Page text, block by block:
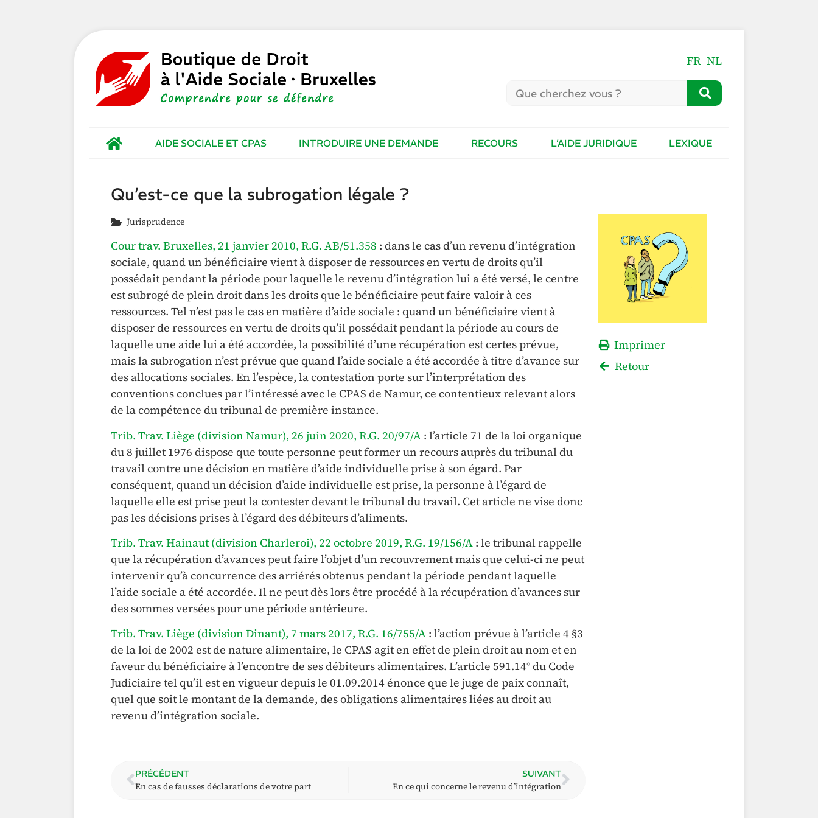
FR NL
AIDE SOCIALE ET CPAS INTRODUIRE UNE DEMANDE RECOURS L’AIDE JURIDIQUE LEXIQUE
Qu’est-ce que la subrogation légale ?
Jurisprudence
Cour trav. Bruxelles, 21 janvier 2010, R.G. AB/51.358 : dans le cas d’un revenu d’intégration
sociale, quand un bénéficiaire vient à disposer de ressources en vertu de droits qu’il
possédait pendant la période pour laquelle le revenu d’intégration lui a été versé, le centre
est subrogé de plein droit dans les droits que le bénéficiaire peut faire valoir à ces
ressources. Tel n’est pas le cas en matière d’aide sociale : quand un bénéficiaire vient à
disposer de ressources en vertu de droits qu’il possédait pendant la période au cours de
laquelle une aide lui a été accordée, la possibilité d’une récupération est certes prévue,
mais la subrogation n’est prévue que quand l’aide sociale a été accordée à titre d’avance sur
des allocations sociales. En l’espèce, la contestation porte sur l’interprétation des
conventions conclues par l’intéressé avec le CPAS de Namur, ce contentieux relevant alors
de la compétence du tribunal de première instance.
Trib. Trav. Liège (division Namur), 26 juin 2020, R.G. 20/97/A : l’article 71 de la loi organique
du 8 juillet 1976 dispose que toute personne peut former un recours auprès du tribunal du
travail contre une décision en matière d’aide individuelle prise à son égard. Par
conséquent, quand un décision d’aide individuelle est prise, la personne à l’égard de
laquelle elle est prise peut la contester devant le tribunal du travail. Cet article ne vise donc
pas les décisions prises à l’égard des débiteurs d’aliments.
Trib. Trav. Hainaut (division Charleroi), 22 octobre 2019, R.G. 19/156/A : le tribunal rappelle
que la récupération d’avances peut faire l’objet d’un recouvrement mais que celui-ci ne peut
intervenir qu’à concurrence des arriérés obtenus pendant la période pendant laquelle
l’aide sociale a été accordée. Il ne peut dès lors être procédé à la récupération d’avances sur
des sommes versées pour une période antérieure.
Trib. Trav. Liège (division Dinant), 7 mars 2017, R.G. 16/755/A : l’action prévue à l’article 4 §3
de la loi de 2002 est de nature alimentaire, le CPAS agit en effet de plein droit au nom et en
faveur du bénéficiaire à l’encontre de ses débiteurs alimentaires. L’article 591.14° du Code
Judiciaire tel qu’il est en vigueur depuis le 01.09.2014 énonce que le juge de paix connaît,
quel que soit le montant de la demande, des obligations alimentaires liées au droit au
revenu d’intégration sociale.
PRÉCÉDENT
En cas de fausses déclarations de votre part
SUIVANT
En ce qui concerne le revenu d’intégration
Imprimer
Retour